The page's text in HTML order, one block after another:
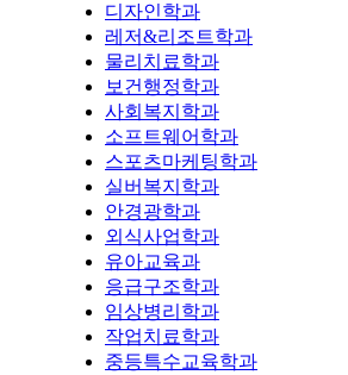
디자인학과
레저&리조트학과
물리치료학과
보건행정학과
사회복지학과
소프트웨어학과
스포츠마케팅학과
실버복지학과
안경광학과
외식사업학과
유아교육과
응급구조학과
임상병리학과
작업치료학과
중등특수교육학과